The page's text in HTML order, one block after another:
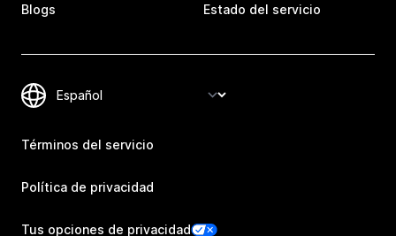
Blogs Estado del servicio
Términos del servicio
Política de privacidad
Tus opciones de privacidad